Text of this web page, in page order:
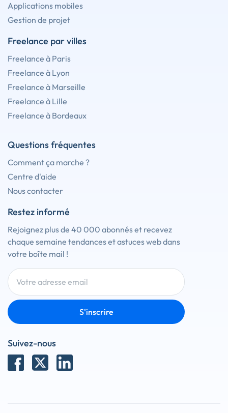
Applications mobiles
Gestion de projet
Freelance par villes
Freelance à Paris
Freelance à Lyon
Freelance à Marseille
Freelance à Lille
Freelance à Bordeaux
Questions fréquentes
Comment ça marche ?
Centre d'aide
Nous contacter
Restez informé
Rejoignez plus de 40 000 abonnés et recevez
chaque semaine tendances et astuces web dans
votre boîte mail !
S'inscrire
Suivez-nous